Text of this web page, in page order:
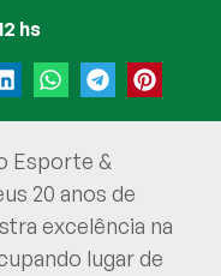
hs
Esporte &
20 anos de
excelência na
lugar de